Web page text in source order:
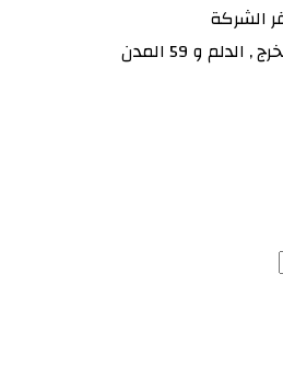
الشركة
,
و 59 المدن